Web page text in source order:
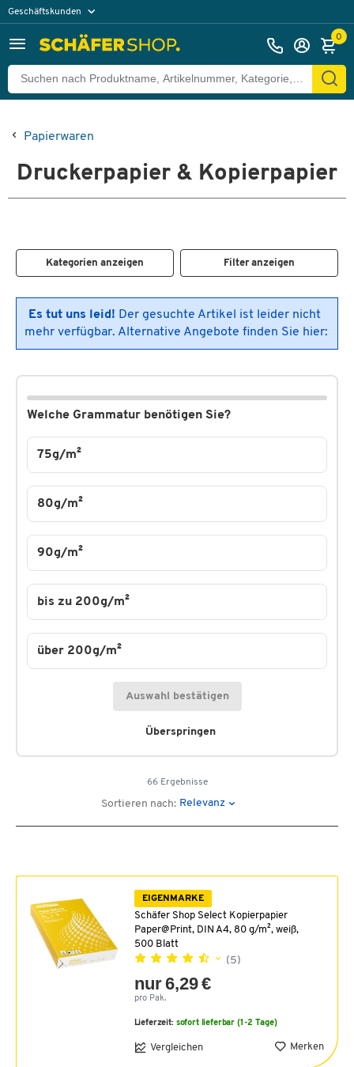
Geschäftskunden
0
Papierwaren
Druckerpapier & Kopierpapier
Kategorien anzeigen Filter anzeigen
Es tut uns leid! Der gesuchte Artikel ist leider nicht
mehr verfügbar. Alternative Angebote finden Sie hier:
Welche Grammatur benötigen Sie?
Überspringen
75g/m²
80g/m²
90g/m²
bis zu 200g/m²
über 200g/m²
Auswahl bestätigen
66 Ergebnisse
Sortieren nach: Relevanz
EIGENMARKE
Schäfer Shop Select Kopierpapier
Paper@Print, DIN A4, 80 g/m², weiß,
500 Blatt
(5)
nur 6,29 €
pro Pak.
Lieferzeit: sofort lieferbar (1-2 Tage)
Vergleichen Merken